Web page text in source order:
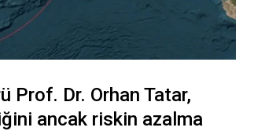
Prof. Dr. Orhan Tatar,
ancak riskin azalma